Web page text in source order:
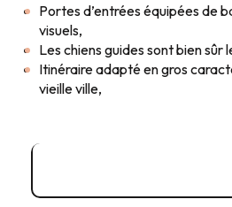
Portes d’entrées équipées de
visuels,
Les chiens guides sont bien sûr
Itinéraire adapté en gros
vieille ville,